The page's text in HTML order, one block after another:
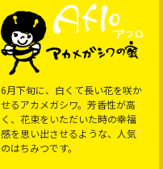
6月下旬に、白くて長い花を咲か
せるアカメガシワ。芳香性が高
く、花束をいただいた時の幸福
感を思い出させるような、人気
のはちみつです。